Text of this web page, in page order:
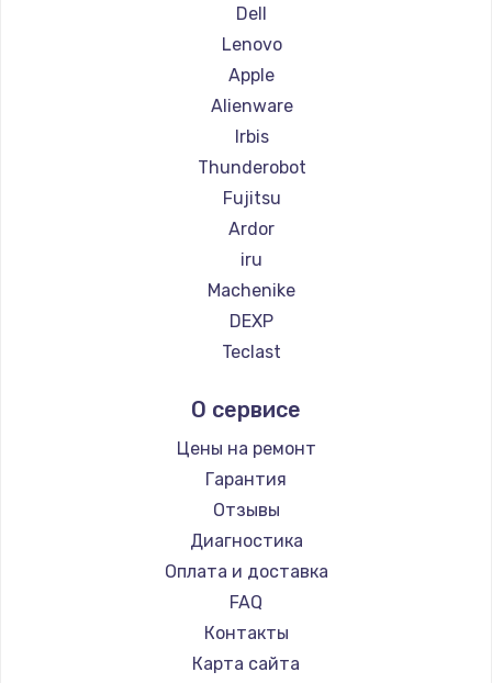
Замена системной платы
1500 руб.
Замена температурного датчика
2500 руб.
Замена электроконфорки
1300 руб.
Заказать
Техобслуживание
900 руб.
Заказать
Установка / подключение / демонтаж
1300 руб.
Заказать
Прошивка
Dell
Lenovo
Apple
Alienware
Irbis
Thunderobot
Fujitsu
Ardor
iru
Machenike
DEXP
Teclast
Beelink
CHUWI
О сервисе
Цены на ремонт
Гарантия
Отзывы
Диагностика
Оплата и доставка
FAQ
Контакты
Карта сайта